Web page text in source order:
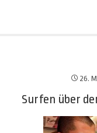
26.
Surfen über